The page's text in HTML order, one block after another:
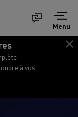
Menu
à vos